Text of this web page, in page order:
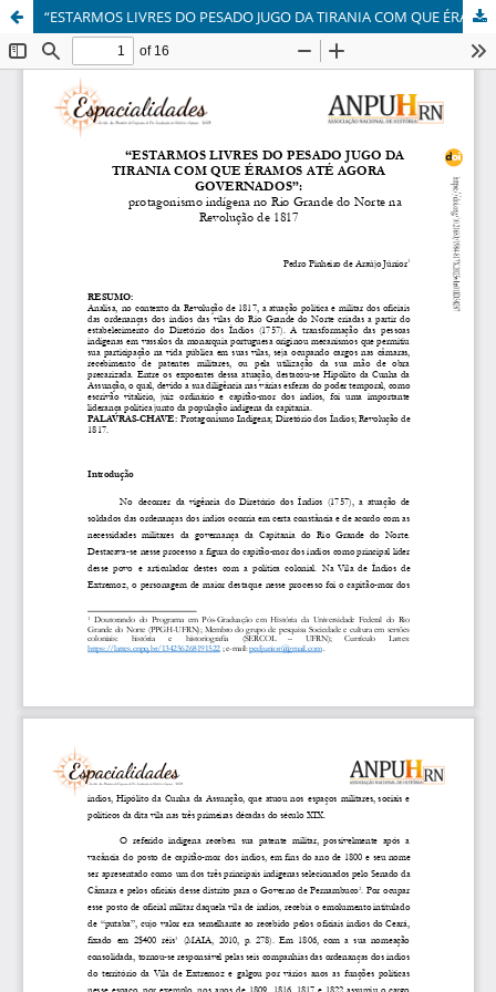
“ESTARMOS LIVRES DO PESADO JUGO DA TIRANIA COM QUE ÉRAMOS ATÉ AGORA GOVERNADOS”